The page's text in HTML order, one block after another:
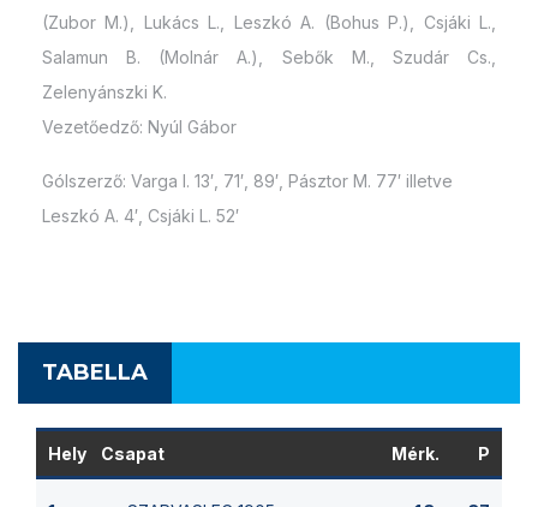
(Zubor M.), Lukács L., Leszkó A. (Bohus P.), Csjáki L.,
Salamun B. (Molnár A.), Sebők M., Szudár Cs.,
Zelenyánszki K.
Vezetőedző: Nyúl Gábor
Gólszerző: Varga I. 13′, 71′, 89′, Pásztor M. 77′ illetve
Leszkó A. 4′, Csjáki L. 52′
TABELLA
Hely Csapat Mérk. P